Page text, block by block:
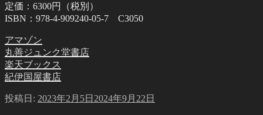
定価：6300円（税別）
ISBN：978-4-909240-05-7 C3050
アマゾン
丸善ジュンク堂書店
楽天ブックス
紀伊国屋書店
投稿日: 2023年2月5日 2024年9月22日